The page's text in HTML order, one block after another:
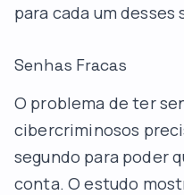
para cada um desses
Senhas Fracas
O problema de ter
cibercriminosos
segundo para poder
conta. O estudo